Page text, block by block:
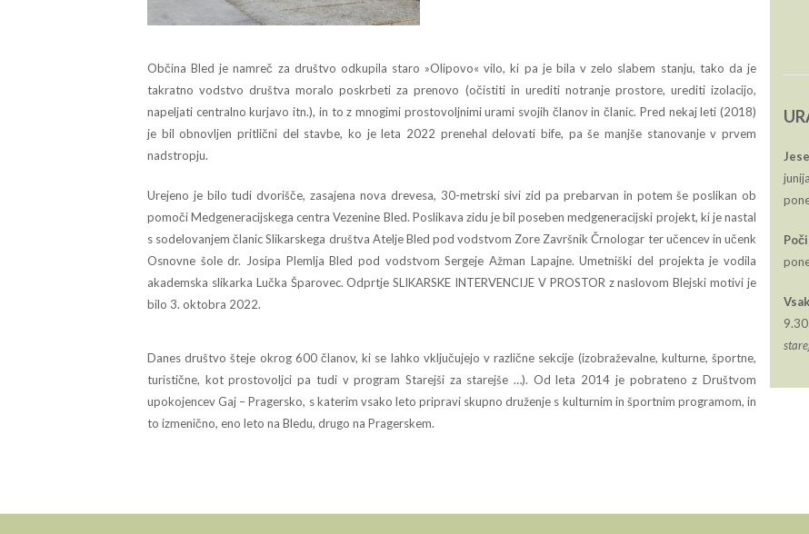
Občina Bled je namreč za društvo odkupila staro »Olipovo« vilo, ki pa je bila v zelo slabem stanju, tako da je
takratno vodstvo društva moralo poskrbeti za prenovo (očistiti in urediti notranje prostore, urediti izolacijo,
napeljati centralno kurjavo itn.), in to z mnogimi prostovoljnimi urami svojih članov in članic. Pred nekaj leti (2018)
je bil obnovljen pritlični del stavbe, ko je leta 2022 prenehal delovati bife, pa še manjše stanovanje v prvem
nadstropju.
Urejeno je bilo tudi dvorišče, zasajena nova drevesa, 30-metrski sivi zid pa prebarvan in potem še poslikan ob
pomoči Medgeneracijskega centra Vezenine Bled. Poslikava zidu je bil poseben medgeneracijski projekt, ki je nastal
s sodelovanjem članic Slikarskega društva Atelje Bled pod vodstvom Zore Završnik Črnologar ter učencev in učenk
Osnovne šole dr. Josipa Plemlja Bled pod vodstvom Sergeje Ažman Lapajne. Umetniški del projekta je vodila
akademska slikarka Lučka Šparovec. Odprtje SLIKARSKE INTERVENCIJE V PROSTOR z naslovom Blejski motivi je
bilo 3. oktobra 2022.
Danes društvo šteje okrog 600 članov, ki se lahko vključujejo v različne sekcije (izobraževalne, kulturne, športne,
turistične, kot prostovoljci pa tudi v program Starejši za starejše …). Od leta 2014 je pobrateno z Društvom
upokojencev Gaj – Pragersko, s katerim vsako leto pripravi skupno druženje s kulturnim in športnim programom, in
to izmenično, eno leto na Bledu, drugo na Pragerskem.